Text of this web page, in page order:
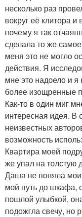
несколько раз
вокруг её клитора
почему я так
сделала то же
меня это не могло
действия. Я
мне это надоело и я
более изощренные
Как-то в один миг
интересная идея. В
неизвестных
возможность
Квартира моей
же упал на толстую
Даша не поняла
мой путь до шкафа,
пошлой улыбкой,
подожгла свечу, но